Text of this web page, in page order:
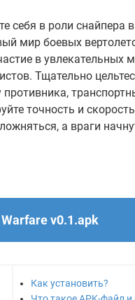
себя в роли
мир боевых
в увлекательных
Тщательно
точность и
а враги
v0.1.apk
Как установить?